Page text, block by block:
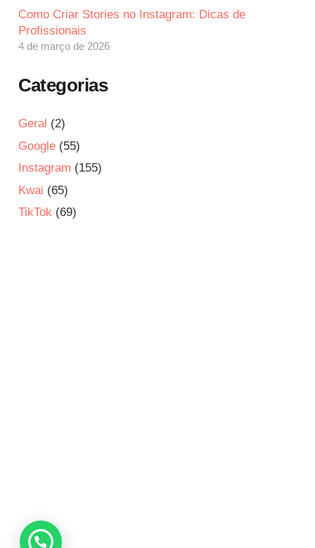
Como Criar Stories no Instagram: Dicas de
Profissionais
4 de março de 2026
Categorias
Geral (2)
Google(55)
Instagram (155)
Kwai (65)
TikTok(69)